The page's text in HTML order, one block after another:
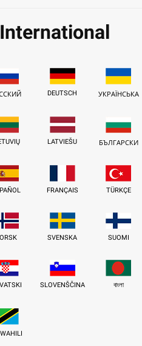
DEUTSCH УКРАЇНСЬКА
LATVIEŠU БЪЛГАРСКИ
FRANÇAIS TÜRKÇE
SVENSKA SUOMI
SLOVENŠČINA বাংলা